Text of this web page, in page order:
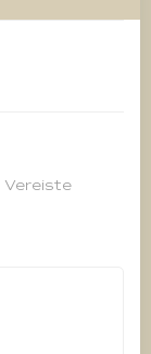
Vereiste